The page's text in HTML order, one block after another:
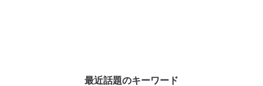
最近話題のキーワード